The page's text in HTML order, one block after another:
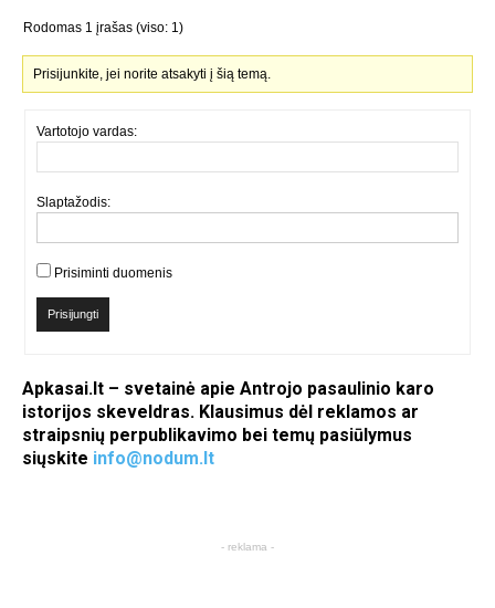
Rodomas 1 įrašas (viso: 1)
Prisijunkite, jei norite atsakyti į šią temą.
Vartotojo vardas:
Slaptažodis:
Prisiminti duomenis
Prisijungti
Apkasai.lt – svetainė apie Antrojo pasaulinio karo
istorijos skeveldras. Klausimus dėl reklamos ar
straipsnių perpublikavimo bei temų pasiūlymus
siųskite info@nodum.lt
- reklama -